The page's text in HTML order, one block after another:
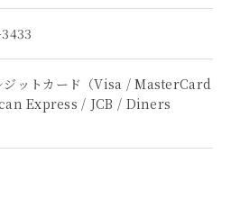
ジットカード（Visa / MasterCard
Express / JCB / Diners